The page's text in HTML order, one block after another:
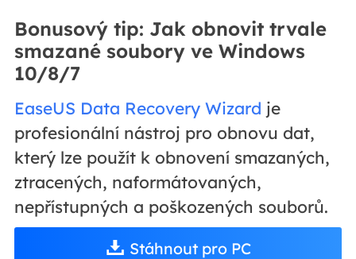
Bonusový tip: Jak obnovit trvale
smazané soubory ve Windows
10/8/7
EaseUS Data Recovery Wizard je
profesionální nástroj pro obnovu dat,
který lze použít k obnovení smazaných,
ztracených, naformátovaných,
nepřístupných a poškozených souborů.
Stáhnout pro PC